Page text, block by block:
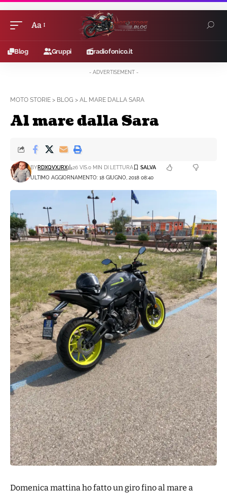
Aa
Blog Gruppi radiofonico.it
- ADVERTISEMENT -
MOTO STORIE > BLOG > AL MARE DALLA SARA
Al mare dalla Sara
ULTIMO AGGIORNAMENTO: 18 GIUGNO, 2018 08:40
BY RDXQVXJRX 26 VIS.0 MIN DI LETTURA
Domenica mattina ho fatto un giro fino al mare a